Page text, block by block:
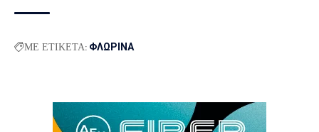
ΜΕ ΕΤΙΚΕΤΑ: ΦΛΩΡΙΝΑ